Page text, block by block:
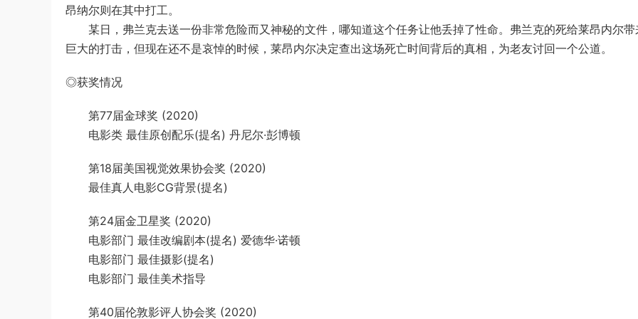
昂纳尔则在其中打工。
某日，弗兰克去送一份非常危险而又神秘的文件，哪知道这个任务让他丢掉了性命。弗兰克的死给莱昂内尔带
巨大的打击，但现在还不是哀悼的时候，莱昂内尔决定查出这场死亡时间背后的真相，为老友讨回一个公道。
◎获奖情况
第77届金球奖 (2020)
电影类 最佳原创配乐(提名) 丹尼尔·彭博顿
第18届美国视觉效果协会奖 (2020)
最佳真人电影CG背景(提名)
第24届金卫星奖 (2020)
电影部门 最佳改编剧本(提名) 爱德华·诺顿
电影部门 最佳摄影(提名)
电影部门 最佳美术指导
第40届伦敦影评人协会奖 (2020)